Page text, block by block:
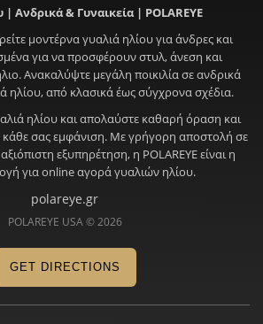
| Ανδρικά & Γυναικεία | POLAREYE
μοντέρνα γυαλιά ηλίου για άνδρες και
για να προσφέρουν στυλ, άνεση και
Ανακαλύψτε μεγάλη ποικιλία σε ανδρικά
ηλίου, από κλασικά έως σύγχρονα σχέδια.
ηλίου και απολαύστε καθαρή όραση και
κάθε σας εμφάνιση. Με γρήγορη αποστολή σε
εξυπηρέτηση, η POLAREYE είναι η
για online αγορά γυαλιών ηλίου.
polareye.gr
POLAREYE USA © 2026
GET DIRECTIONS